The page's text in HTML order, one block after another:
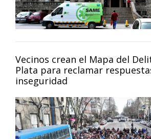
Vecinos crean el Mapa del
Plata para reclamar
inseguridad